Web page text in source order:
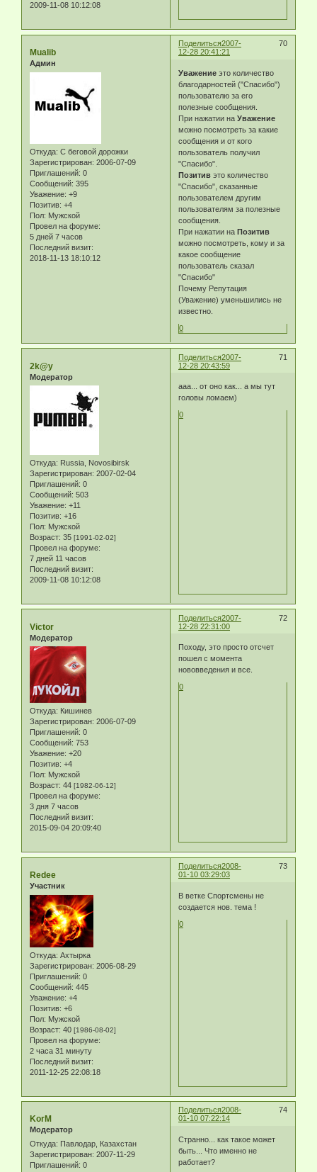
2009-11-08 10:12:08
Поделиться 70
2007-
12-28 20:41:21
Mualib
Админ
Откуда: С беговой дорожки
Зарегистрирован: 2006-07-09
Приглашений: 0
Сообщений: 395
Уважение: +9
Позитив: +4
Пол: Мужской
Провел на форуме:
5 дней 7 часов
Последний визит:
2018-11-13 18:10:12
Уважение это количество
благодарностей ("Спасибо")
пользователю за его
полезные сообщения.
При нажатии наУважение
можно посмотреть за какие
сообщения и от кого
пользователь получил
"Спасибо".
Позитив это количество
"Спасибо", сказанные
пользователем другим
пользователям за полезные
сообщения.
При нажатии наПозитив
можно посмотреть, кому и за
какое сообщение
пользователь сказал
"Спасибо"
Почему Репутация
(Уважение) уменьшились не
известно.
0
Поделиться 71
2007-
12-28 20:43:59
2k@y
Модератор
Откуда: Russia, Novosibirsk
Зарегистрирован: 2007-02-04
Приглашений: 0
Сообщений: 503
Уважение: +11
Позитив: +16
Пол: Мужской
Возраст: 35 [1991-02-02]
Провел на форуме:
7 дней 11 часов
Последний визит:
2009-11-08 10:12:08
ааа... от оно как... а мы тут
головы ломаем)
0
Поделиться 72
2007-
12-28 22:31:00
Victor
Модератор
Откуда: Кишинев
Зарегистрирован: 2006-07-09
Приглашений: 0
Сообщений: 753
Уважение: +20
Позитив: +4
Пол: Мужской
Возраст: 44 [1982-06-12]
Провел на форуме:
3 дня 7 часов
Последний визит:
2015-09-04 20:09:40
Походу, это просто отсчет
пошел с момента
нововведения и все.
0
Поделиться 73
2008-
01-10 03:29:03
Redee
Участник
Откуда: Ахтырка
Зарегистрирован: 2006-08-29
Приглашений: 0
Сообщений: 445
Уважение: +4
Позитив: +6
Пол: Мужской
Возраст: 40 [1986-08-02]
Провел на форуме:
2 часа 31 минуту
Последний визит:
2011-12-25 22:08:18
В ветке Спортсмены не
создается нов. тема !
0
Поделиться 74
2008-
01-10 07:22:14
KorM
Модератор
Откуда: Павлодар, Казахстан
Зарегистрирован: 2007-11-29
Приглашений: 0
Странно... как такое может
быть... Что именно не
работает?